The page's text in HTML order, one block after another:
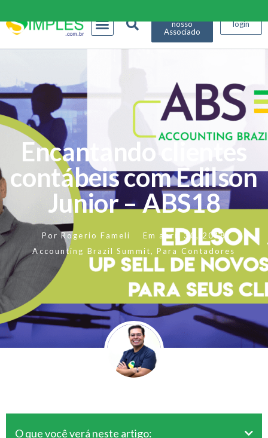
nosso
Associado
login
Encantando clientes
contábeis com Edilson
Junior – ABS18
Por Rogerio Fameli Em abril 30, 2018
Accounting Brazil Summit,Para Contadores
O que você verá neste artigo: